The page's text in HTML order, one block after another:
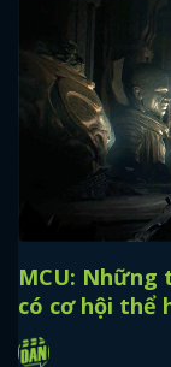
MCU:
có cơ hội thể